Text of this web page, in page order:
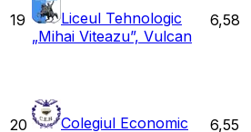
19
Liceul Tehnologic
„Mihai Viteazu”, Vulcan
6,58
20
Colegiul Economic
6,55